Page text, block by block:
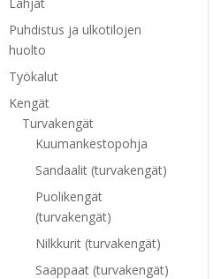
Puhdistus ja ulkotilojen
huolto
Työkalut
Kengät
Turvakengät
Kuumankestopohja
Sandaalit (turvakengät)
Puolikengät
(turvakengät)
Nilkkurit (turvakengät)
Saappaat (turvakengät)